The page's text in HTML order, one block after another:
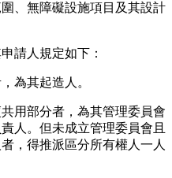
、無障礙設施項目及其設計
請人規定如下：
為其起造人。
用部分者，為其管理委員會
人。但未成立管理委員會且
，得推派區分所有權人一人